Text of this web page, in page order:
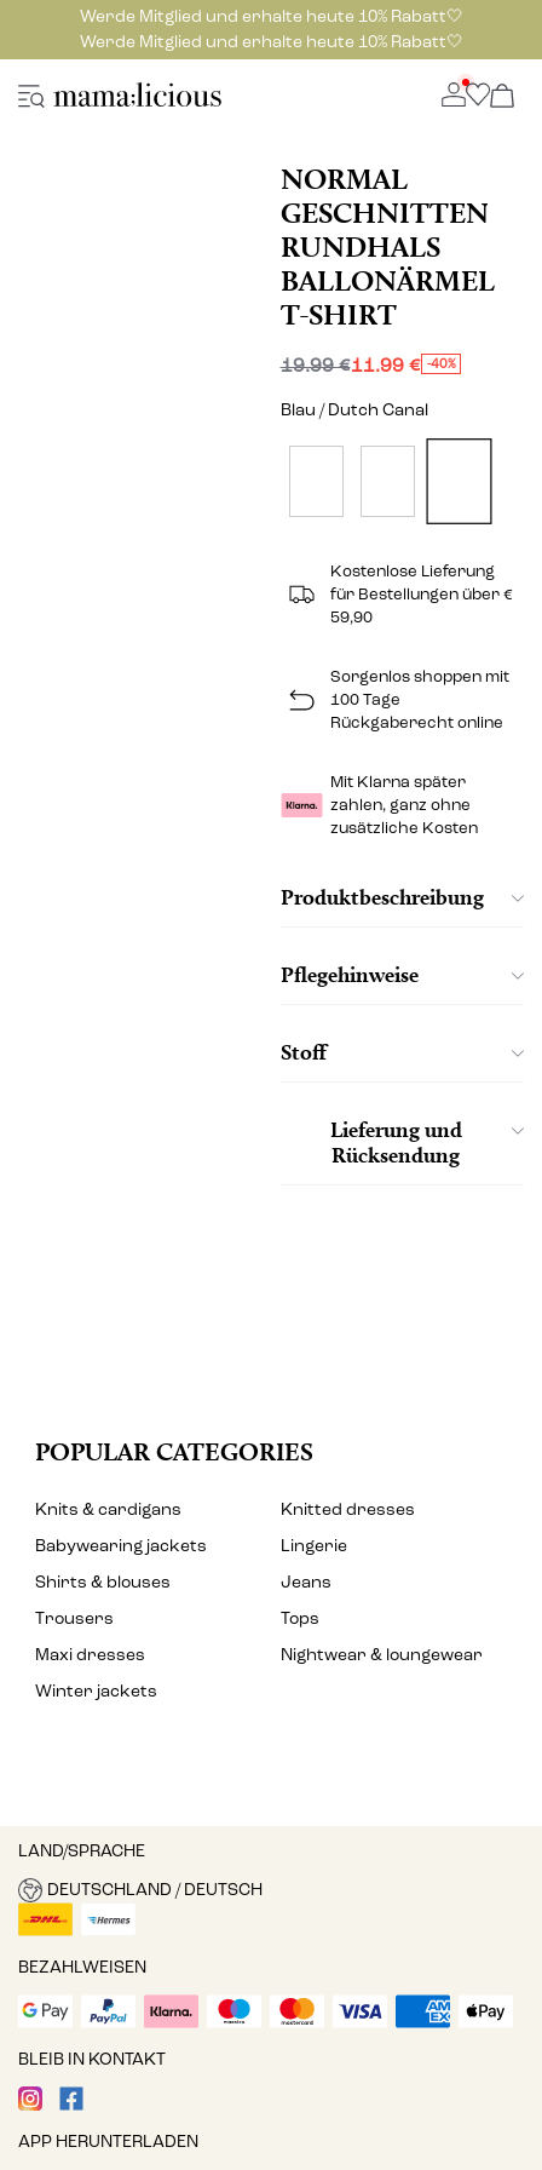
Werde Mitglied und erhalte heute 10% Rabatt🤍
Werde Mitglied und erhalte heute 10% Rabatt🤍
NORMAL
GESCHNITTEN
RUNDHALS
BALLONÄRMEL
T-SHIRT
19.99 €11.99 € -40%
Blau / Dutch Canal
Kostenlose Lieferung
für Bestellungen über €
59,90
Sorgenlos shoppen mit
100 Tage
Rückgaberecht online
Mit Klarna später
zahlen, ganz ohne
zusätzliche Kosten
Produktbeschreibung
Pflegehinweise
Stoff
Lieferung und
Rücksendung
POPULAR CATEGORIES
Knits & cardigans
Knitted dresses
Babywearing jackets
Lingerie
Shirts & blouses
Jeans
Trousers
Tops
Maxi dresses
Nightwear & loungewear
Winter jackets
LAND/SPRACHE
DEUTSCHLAND / DEUTSCH
BEZAHLWEISEN
BLEIB IN KONTAKT
APP HERUNTERLADEN